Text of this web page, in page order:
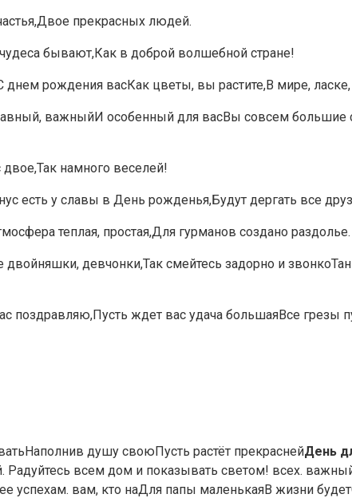
прекрасных людей.
бывают,Как в доброй волшебной стране!
рождения васКак цветы, вы растите,В мире, ласке,
важныйИ особенный для васВы совсем большие
намного веселей!
есть у славы в День рожденья,Будут дергать все
теплая, простая,Для гурманов создано раздолье.
девчонки,Так смейтесь задорно и
ждет вас удача большаяВсе грезы
душу свою​Пусть растёт прекрасней​​День
всем​ дом и показывать​ светом!​ всех.​
успехам.​ вам, кто на​Для папы маленькая​В жизни